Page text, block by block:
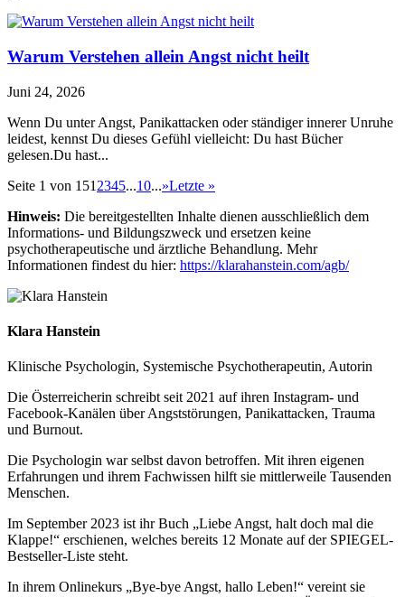
Warum Verstehen allein Angst nicht heilt
Juni 24, 2026
Wenn Du unter Angst, Panikattacken oder ständiger innerer Unruhe
leidest, kennst Du dieses Gefühl vielleicht: Du hast Bücher
gelesen.Du hast...
Seite 1 von 151 2345...10...»Letzte »
Hinweis: Die bereitgestellten Inhalte dienen ausschließlich dem
Informations- und Bildungszweck und ersetzen keine
psychotherapeutische und ärztliche Behandlung. Mehr
Informationen findest du hier: https://klarahanstein.com/agb/
Klara Hanstein
Klinische Psychologin, Systemische Psychotherapeutin, Autorin
Die Österreicherin schreibt seit 2021 auf ihren Instagram- und
Facebook-Kanälen über Angststörungen, Panikattacken, Trauma
und Burnout.
Die Psychologin war selbst davon betroffen. Mit ihren eigenen
Erfahrungen und ihrem Fachwissen hilft sie mittlerweile Tausenden
Menschen.
Im September 2023 ist ihr Buch „Liebe Angst, halt doch mal die
Klappe!“ erschienen, welches bereits 12 Monate auf der SPIEGEL-
Bestseller-Liste steht.
In ihrem Onlinekurs „Bye-bye Angst, hallo Leben!“ vereint sie